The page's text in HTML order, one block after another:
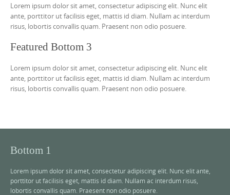
Lorem ipsum dolor sit amet, consectetur adipiscing elit. Nunc elit
ante, porttitor ut facilisis eget, mattis id diam. Nullam ac interdum
risus, lobortis convallis quam. Praesent non odio posuere.
Featured Bottom 3
Lorem ipsum dolor sit amet, consectetur adipiscing elit. Nunc elit
ante, porttitor ut facilisis eget, mattis id diam. Nullam ac interdum
risus, lobortis convallis quam. Praesent non odio posuere.
Bottom 1
Lorem ipsum dolor sit amet, consectetur adipiscing elit. Nunc elit ante,
porttitor ut facilisis eget, mattis id diam. Nullam ac interdum risus,
lobortis convallis quam. Praesent non odio posuere.